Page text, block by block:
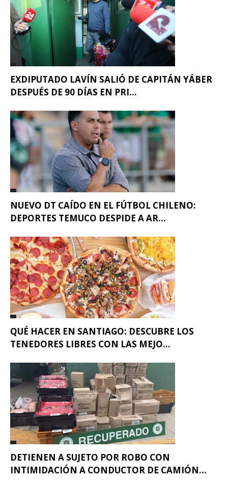
EXDIPUTADO LAVÍN SALIÓ DE CAPITÁN YÁBER
DESPUÉS DE 90 DÍAS EN PRI...
NUEVO DT CAÍDO EN EL FÚTBOL CHILENO:
DEPORTES TEMUCO DESPIDE A AR...
QUÉ HACER EN SANTIAGO: DESCUBRE LOS
TENEDORES LIBRES CON LAS MEJO...
DETIENEN A SUJETO POR ROBO CON
INTIMIDACIÓN A CONDUCTOR DE CAMIÓN...